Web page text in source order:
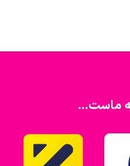
ماست...